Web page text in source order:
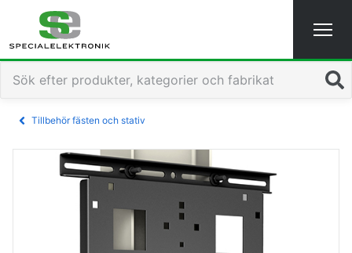
Sök
Tillbehör fästen och stativ